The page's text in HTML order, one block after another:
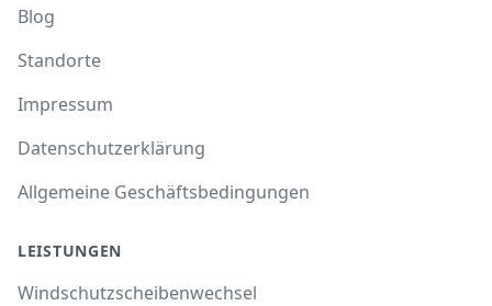
Blog
Standorte
Impressum
Datenschutzerklärung
Allgemeine Geschäftsbedingungen
LEISTUNGEN
Windschutzscheibenwechsel